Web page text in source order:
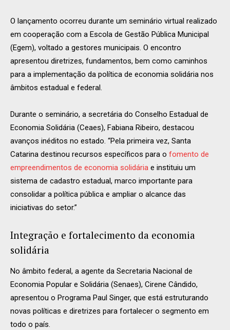
O lançamento ocorreu durante um seminário virtual realizado
em cooperação com a Escola de Gestão Pública Municipal
(Egem), voltado a gestores municipais. O encontro
apresentou diretrizes, fundamentos, bem como caminhos
para a implementação da política de economia solidária nos
âmbitos estadual e federal.
Durante o seminário, a secretária do Conselho Estadual de
Economia Solidária (Ceaes), Fabiana Ribeiro, destacou
avanços inéditos no estado. “Pela primeira vez, Santa
Catarina destinou recursos específicos para o fomento de
empreendimentos de economia solidária e instituiu um
sistema de cadastro estadual, marco importante para
consolidar a política pública e ampliar o alcance das
iniciativas do setor.”
Integração e fortalecimento da economia
solidária
No âmbito federal, a agente da Secretaria Nacional de
Economia Popular e Solidária (Senaes), Cirene Cândido,
apresentou o Programa Paul Singer, que está estruturando
novas políticas e diretrizes para fortalecer o segmento em
todo o país.